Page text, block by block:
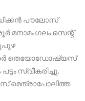
പൗലോസ്
മനാമംഗലം സെന്റ്
തെയോഡോഷ്യസ്
സ്വീകരിച്ചു.
മെത്രാപോലിത്ത